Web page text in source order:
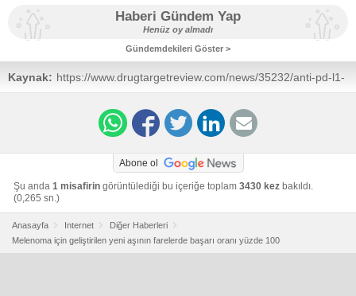
Haberi Gündem Yap
Henüz oy almadı
Gündemdekileri Göster >
Kaynak: https://www.drugtargetreview.com/news/35232/anti-pd-l1-
cancer-vaccine/
Abone ol
Şu anda 1 misafirin görüntülediği bu içeriğe toplam 3430 kez bakıldı.
(0,265 sn.)
Anasayfa Internet
Diğer Haberleri
Melenoma için geliştirilen yeni aşının farelerde başarı oranı yüzde 100